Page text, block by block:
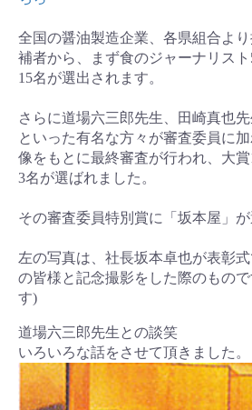
全国の醤油製造企業、各県組合よ
補者から、まず食のジャーナリス
15名が選出されます。
さらに道場六三郎先生、田崎真也
といった有名な方々が審査委員に
像をもとに最終審査が行われ、大
3名が選ばれました。
その審査委員特別賞に「坂本屋」が
左の写真は、社長坂本卓也が表彰
の皆様と記念撮影をした際のもの
す)
道場六三郎先生との談笑
いろいろな話をさせて頂きました。